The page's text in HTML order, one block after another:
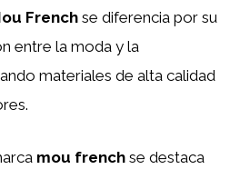
Frenchse diferencia por su
entre la moda y la
materiales de alta calidad
mou french se destaca